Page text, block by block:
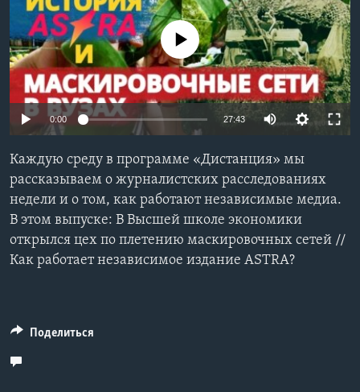
Learning English
СОЦИАЛЬНЫЕ СЕТИ
No media source currently available
0:00 27:43
Каждую среду в программе «Дистанция» мы
рассказываем о журналистских расследованиях
недели и о том, как работают независимые медиа.
В этом выпуске: В Высшей школе экономики
открылся цех по плетению маскировочных сетей //
Как работает независимое издание ASTRA?
Поделиться